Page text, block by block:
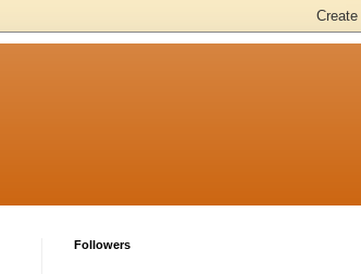
Followers